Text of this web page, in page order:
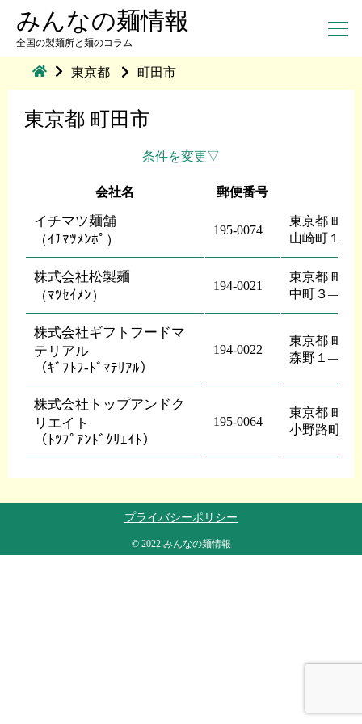
みんなの麺情報
全国の製麺所と麺のコラム
東京都 町田市
東京都 町田市
条件を変更
会社名 郵便番号
イチマツ麺舗
（ｲﾁﾏﾂﾒﾝﾎﾟ）
195-0074
東京都 町田
山崎町１３
株式会社松製麺
（ﾏﾂｾｲﾒﾝ）
194-0021
東京都 町田
中町３―６
株式会社ギフトフードマ
テリアル
（ｷﾞﾌﾄﾌ-ﾄﾞﾏﾃﾘｱﾙ）
194-0022
東京都 町田
森野１―２
株式会社トップアンドク
リエイト
（ﾄﾂﾌﾟｱﾝﾄﾞｸﾘｴｲﾄ）
195-0064
東京都 町田
小野路町３
プライバシーポリシー
© 2022 みんなの麺情報